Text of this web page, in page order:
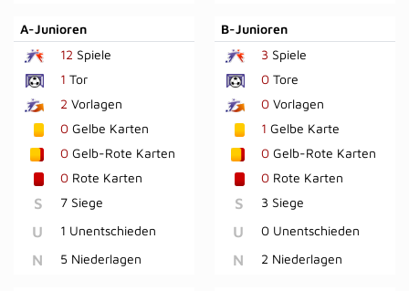
A-Junioren
12 Spiele
1 Tor
2 Vorlagen
0 Gelbe Karten
0 Gelb-Rote Karten
0 Rote Karten
S 7 Siege
U 1 Unentschieden
N 5 Niederlagen
B-Junioren
3 Spiele
0Tore
0Vorlagen
1 Gelbe Karte
0Gelb-Rote Karten
0Rote Karten
S 3 Siege
U 0 Unentschieden
N 2 Niederlagen